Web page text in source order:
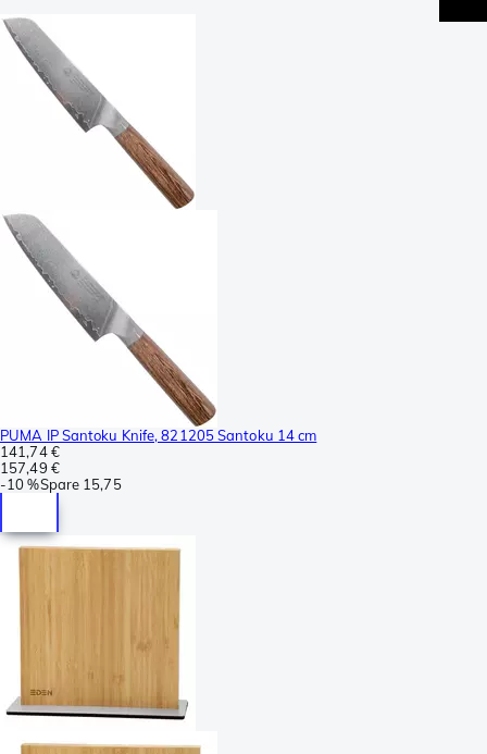
PUMA IP Santoku Knife, 821205 Santoku 14 cm
141,74 €
157,49 €
-10 %Spare 15,75